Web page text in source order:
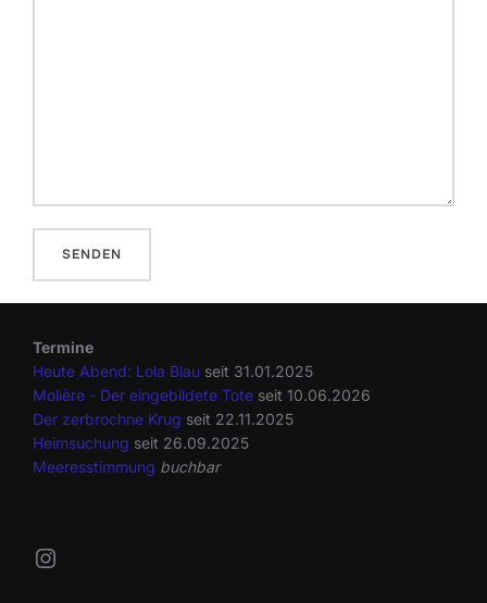
Termine
Heute Abend: Lola Blau seit 31.01.2025
Molière - Der eingebildete Tote seit 10.06.2026
Der zerbrochne Krug seit 22.11.2025
Heimsuchung seit 26.09.2025
Meeresstimmung buchbar
Instagram